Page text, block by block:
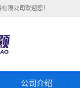
限公司欢迎您！
公司介绍